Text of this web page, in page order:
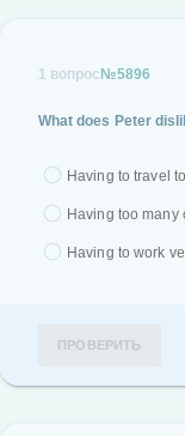
1 вопрос №5896
What does Peter
Having to travel
Having too many
Having to work
ПРОВЕРИТЬ